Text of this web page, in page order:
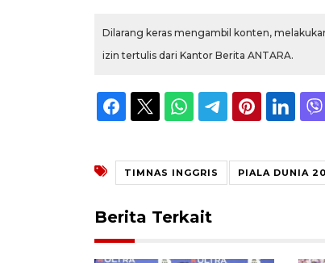
Dilarang keras mengambil konten,
izin tertulis dari Kantor Berita ANTARA.
TIMNAS INGGRIS PIALA DUNIA
Berita Terkait